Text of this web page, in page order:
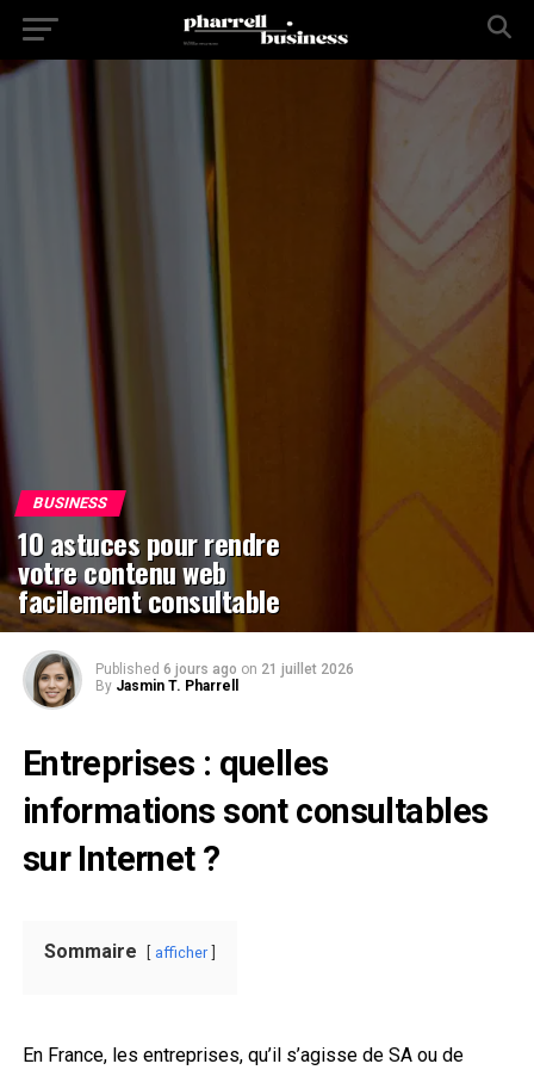
BUSINESS
10 astuces pour rendre
votre contenu web
facilement consultable
Published 6 jours ago on 21 juillet 2026
By Jasmin T. Pharrell
Entreprises : quelles
informations sont consultables
sur Internet ?
Sommaire afficher
En France, les entreprises, qu’il s’agisse de SA ou de